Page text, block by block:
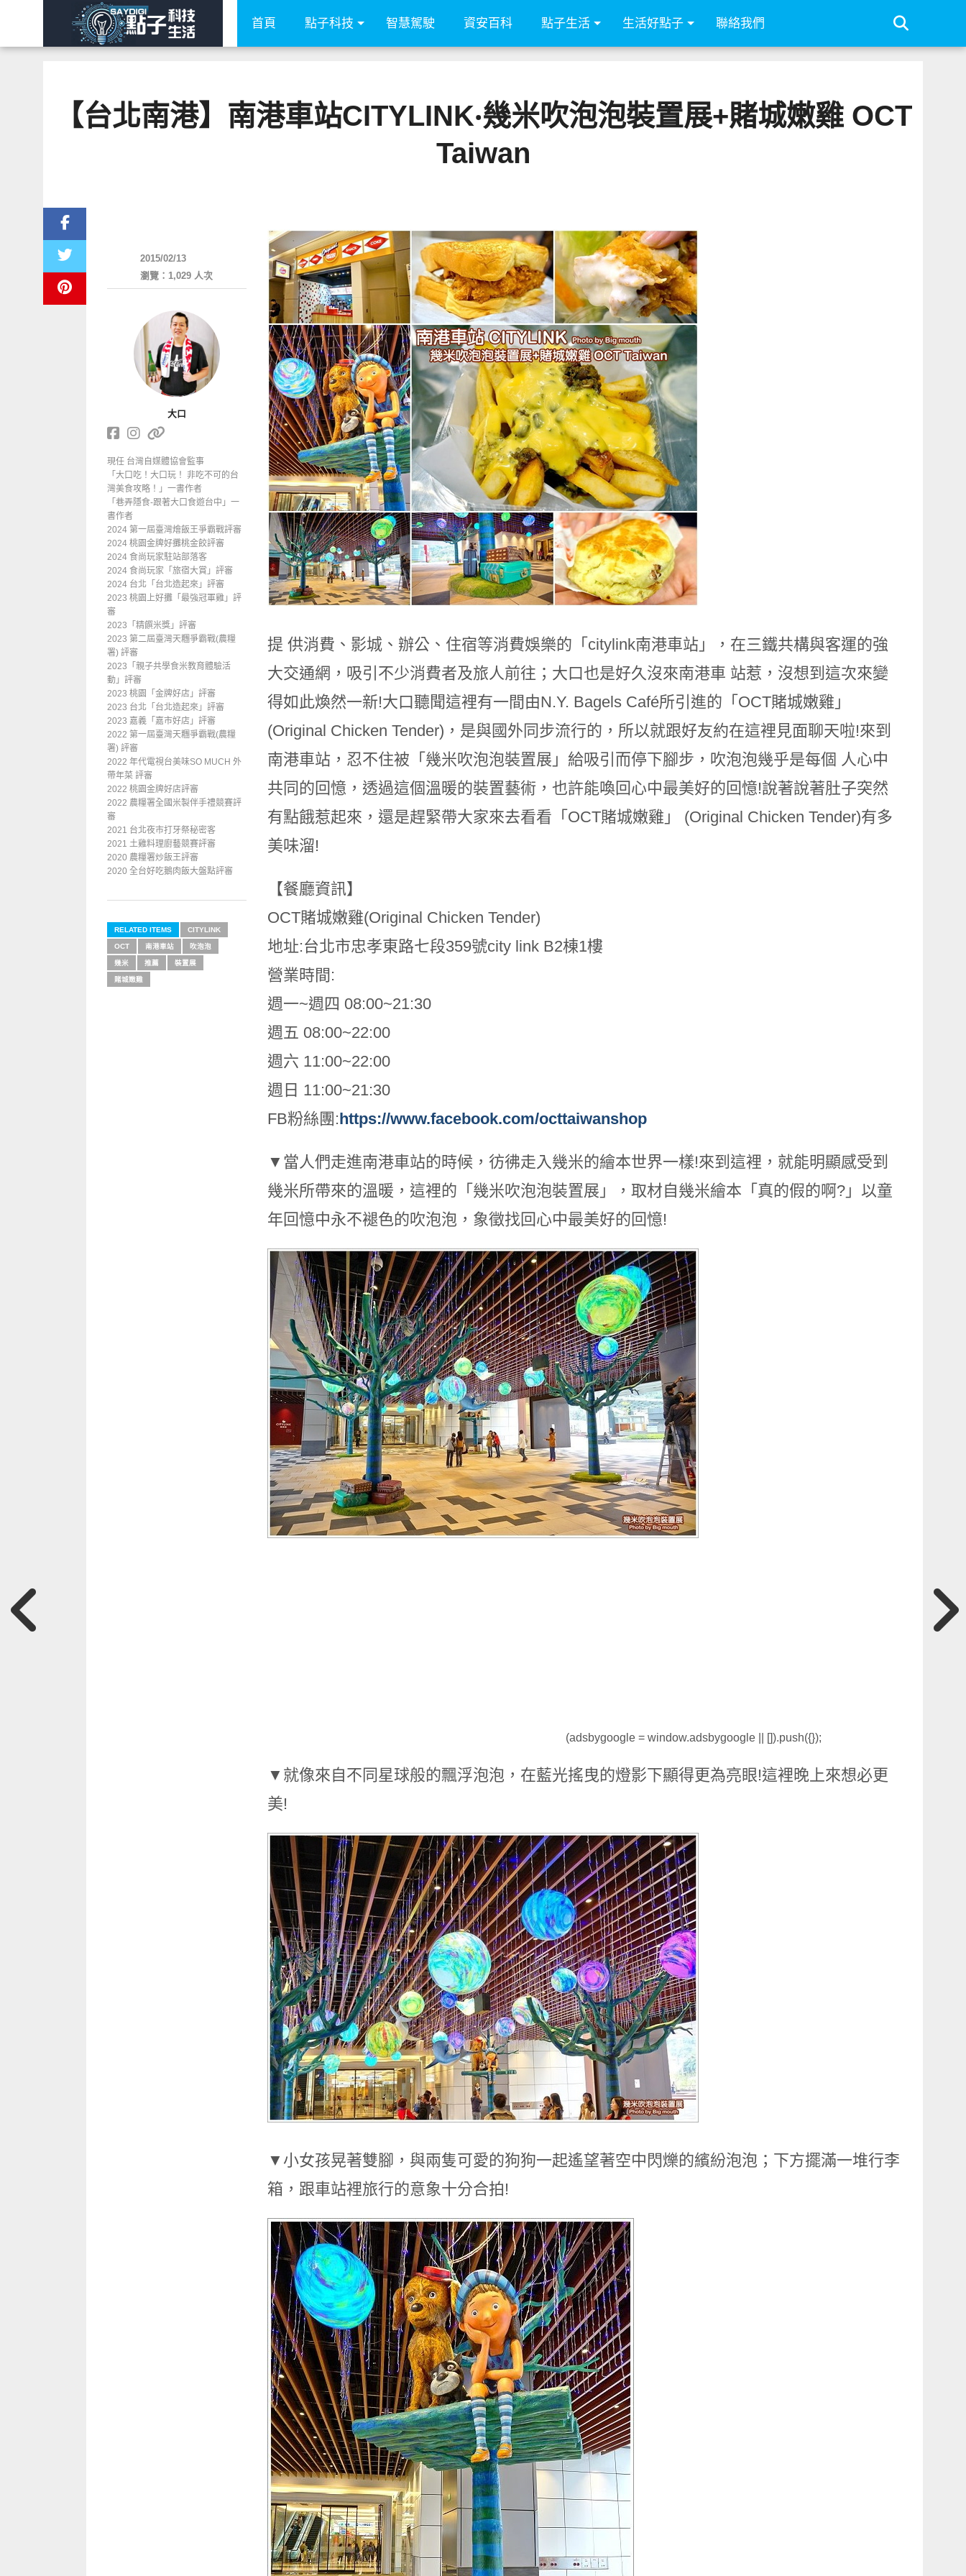
首頁 點子科技 智慧駕駛 資安百科 點子生活 生活好點子 聯絡我們
【台北南港】南港車站CITYLINK‧幾米吹泡泡裝置展+賭城嫩雞 OCT
Taiwan
提 供消費、影城、辦公、住宿等消費娛樂的「citylink南港車站」，在三鐵共構與客運的強
大交通網，吸引不少消費者及旅人前往；大口也是好久沒來南港車 站惹，沒想到這次來變
得如此煥然一新!大口聽聞這裡有一間由N.Y. Bagels Café所引進的「OCT賭城嫩雞」
(Original Chicken Tender)，是與國外同步流行的，所以就跟好友約在這裡見面聊天啦!來到
南港車站，忍不住被「幾米吹泡泡裝置展」給吸引而停下腳步，吹泡泡幾乎是每個 人心中
共同的回憶，透過這個溫暖的裝置藝術，也許能喚回心中最美好的回憶!說著說著肚子突然
有點餓惹起來，還是趕緊帶大家來去看看「OCT賭城嫩雞」 (Original Chicken Tender)有多
美味溜!
【餐廳資訊】
OCT賭城嫩雞(Original Chicken Tender)
地址:台北市忠孝東路七段359號city link B2棟1樓
營業時間:
週一~週四 08:00~21:30
週五 08:00~22:00
週六 11:00~22:00
週日 11:00~21:30
FB粉絲團:https://www.facebook.com/octtaiwanshop
▼當人們走進南港車站的時候，彷彿走入幾米的繪本世界一樣!來到這裡，就能明顯感受到
幾米所帶來的溫暖，這裡的「幾米吹泡泡裝置展」，取材自幾米繪本「真的假的啊?」以童
年回憶中永不褪色的吹泡泡，象徵找回心中最美好的回憶!
(adsbygoogle = window.adsbygoogle || []).push({});
▼就像來自不同星球般的飄浮泡泡，在藍光搖曳的燈影下顯得更為亮眼!這裡晚上來想必更
美!
▼小女孩晃著雙腳，與兩隻可愛的狗狗一起遙望著空中閃爍的繽紛泡泡；下方擺滿一堆行李
箱，跟車站裡旅行的意象十分合拍!
2015/02/13
瀏覽：1,029 人次
大口
現任 台灣自媒體協會監事
「大口吃！大口玩！ 非吃不可的台
灣美食攻略！」一書作者
「巷弄隱食-跟著大口食遊台中」一
書作者
2024 第一屆臺灣燴飯王爭霸戰評審
2024 桃園金牌好攤桃金餃評審
2024 食尚玩家駐站部落客
2024 食尚玩家「旅宿大賞」評審
2024 台北「台北造起來」評審
2023 桃園上好攤「最強冠軍雞」評
審
2023「精饌米獎」評審
2023 第二屆臺灣天糰爭霸戰(農糧
署) 評審
2023「親子共學食米教育體驗活
動」評審
2023 桃園「金牌好店」評審
2023 台北「台北造起來」評審
2023 嘉義「嘉市好店」評審
2022 第一屆臺灣天糰爭霸戰(農糧
署) 評審
2022 年代電視台美味SO MUCH 外
帶年菜 評審
2022 桃園金牌好店評審
2022 農糧署全國米製伴手禮競賽評
審
2021 台北夜市打牙祭秘密客
2021 土雞料理廚藝競賽評審
2020 農糧署炒飯王評審
2020 全台好吃鵝肉飯大盤點評審
RELATED ITEMS CITYLINK
OCT 南港車站 吹泡泡
幾米 推薦 裝置展
賭城嫩雞